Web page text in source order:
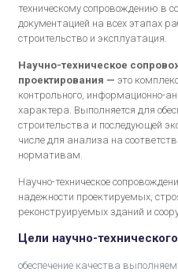
техническому сопровождению в
документацией на всех этапах
строительство и эксплуатация.
Научно-техническое
проектирования — это
контрольного, информационно-
характера. Выполняется для
строительства и последующей
числе для анализа на
нормативам.
Научно-техническое
надежности проектируемых,
реконструируемых зданий и
Цели научно-
обеспечение качества